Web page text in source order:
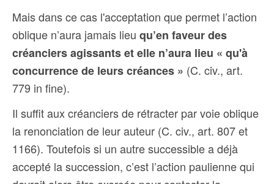
Mais dans ce cas l'acceptation que permet l’action
oblique n’aura jamais lieu qu’en faveur des
créanciers agissants et elle n’aura lieu « qu'à
concurrence de leurs créances » (C. civ., art.
779 in fine).
Il suffit aux créanciers de rétracter par voie oblique
la renonciation de leur auteur (C. civ., art. 807 et
1166). Toutefois si un autre successible a déjà
accepté la succession, c’est l’action paulienne qui